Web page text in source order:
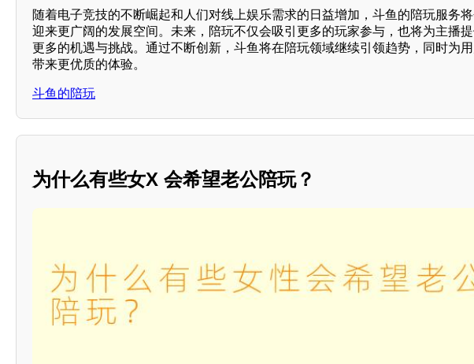
随着电子竞技的不断崛起和人们对线上娱乐需求的日益增加，斗鱼的陪玩服务
迎来更广阔的发展空间。未来，陪玩不仅会吸引更多的玩家参与，也将为主播
更多的机遇与挑战。通过不断创新，斗鱼将在陪玩领域继续引领趋势，同时为
带来更优质的体验。
斗鱼的陪玩
为什么有些女X 会希望老公陪玩？